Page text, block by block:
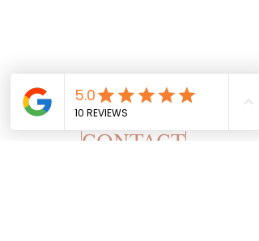
Conditions
générales de ventes
Mentions légales
CONTACT